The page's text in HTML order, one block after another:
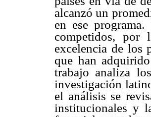
alcanzó un
en ese
competidos, por
excelencia de los
que han
trabajo analiza
investigación
el análisis se
institucionales y